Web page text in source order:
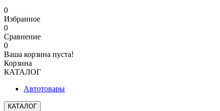
0
Избранное
0
Сравнение
0
Ваша корзина пуста!
Корзина
КАТАЛОГ
Автотовары
КАТАЛОГ